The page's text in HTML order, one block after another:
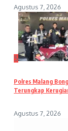
Agustus 7, 2026
5
Polres Malang
Terungkap
Agustus 7, 2026